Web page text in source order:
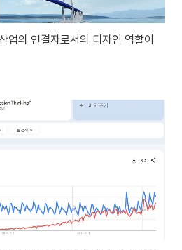
의 연결자로서의 디자인 역할이